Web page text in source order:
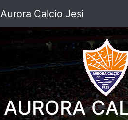
Aurora Calcio Jesi
AURORA